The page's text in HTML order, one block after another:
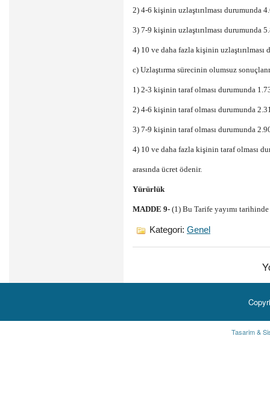
2) 4-6 kişinin uzlaştırılması durumunda
3) 7-9 kişinin uzlaştırılması durumunda
4) 10 ve daha fazla kişinin
c) Uzlaştırma sürecinin olumsuz
1) 2-3 kişinin taraf olması durumunda
2) 4-6 kişinin taraf olması durumunda
3) 7-9 kişinin taraf olması durumunda
4) 10 ve daha fazla kişinin taraf olması
arasında ücret ödenir.
Yürürlük
MADDE 9- (1) Bu Tarife yayımı
Kategori: Genel
Tasarim &